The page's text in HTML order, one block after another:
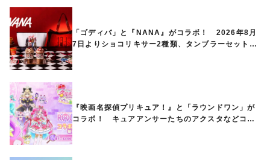
「ゴディバ」と『NANA』がコラボ！ 2026年8月
7日よりショコリキサー2種類、タンブラーセットな
『映画名探偵プリキュア！』と「ラウンドワン」が
コラボ！ キュアアンサーたちのアクスタなどコラ